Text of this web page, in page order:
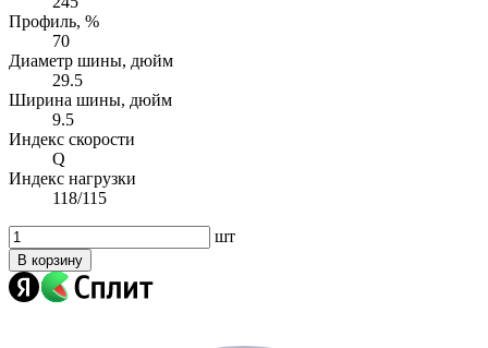
Профиль, %
70
Диаметр шины, дюйм
29.5
Ширина шины, дюйм
9.5
Индекс скорости
Q
Индекс нагрузки
118/115
шт
В корзину